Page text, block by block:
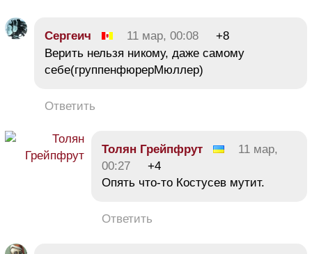
Сергеич 11 мар, 00:08
+8
Верить нельзя никому, даже самому
себе(группенфюрерМюллер)
Ответить
Толян Грейпфрут
11 мар,
00:27
+4
Опять что-то Костусев мутит.
Ответить